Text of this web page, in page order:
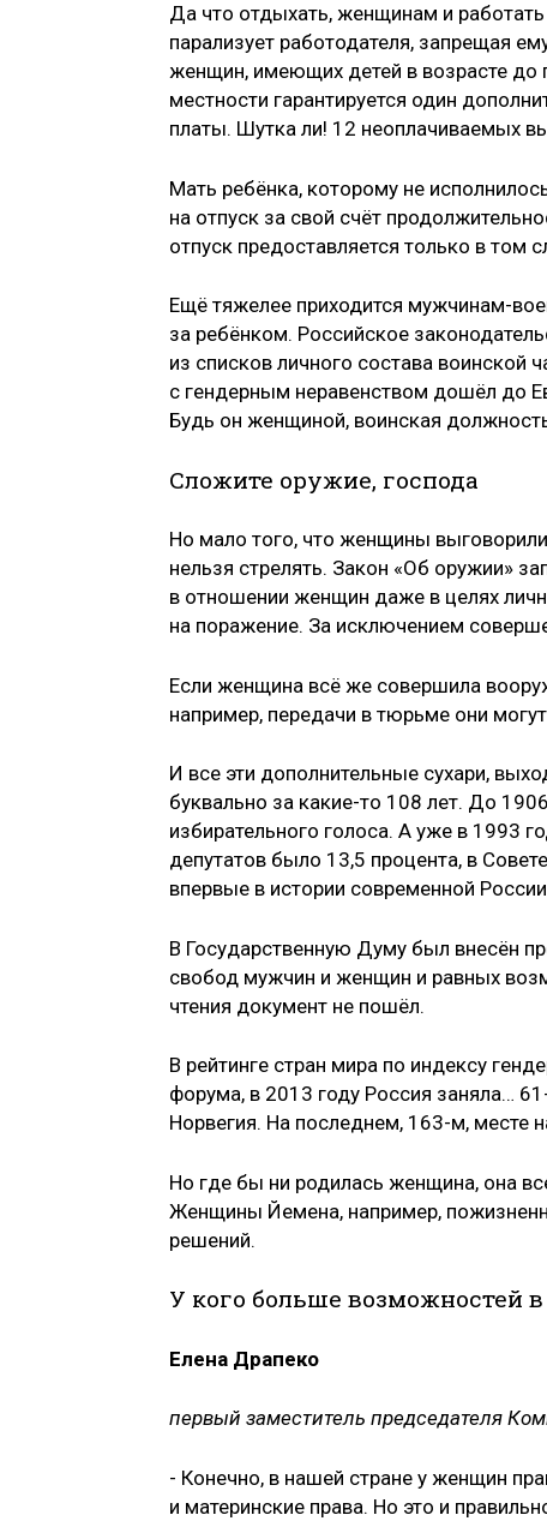
Да что отдыхать, женщинам и
парализует работодателя, запрещая
женщин, имеющих детей в возрасте до
местности гарантируется один
платы. Шутка ли! 12 неоплачиваемых
Мать ребёнка, которому не
на отпуск за свой счёт
отпуск предоставляется только в том
Ещё тяжелее приходится мужчинам-
за ребёнком. Российское
из списков личного состава воинской
с гендерным неравенством дошёл до
Будь он женщиной, воинская
Сложите оружие, господа
Но мало того, что женщины
нельзя стрелять. Закон «Об оружии»
в отношении женщин даже в целях
на поражение. За исключением
Если женщина всё же совершила
например, передачи в тюрьме они
И все эти дополнительные сухари,
буквально за какие-то 108 лет. До
избирательного голоса. А уже в 1993
депутатов было 13,5 процента, в
впервые в истории современной
В Государственную Думу был внесён
свобод мужчин и женщин и равных
чтения документ не пошёл.
В рейтинге стран мира по индексу
форума, в 2013 году Россия заняла…
Норвегия. На последнем, 163-м, месте
Но где бы ни родилась женщина, она
Женщины Йемена, например,
решений.
У кого больше возможностей
Елена Драпеко
первый заместитель председателя
- Конечно, в нашей стране у женщин
и материнские права. Но это и